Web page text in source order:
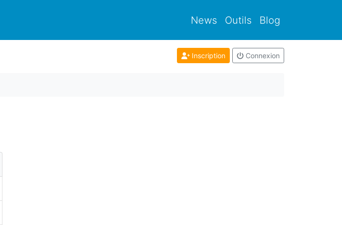
News Outils Blog
Inscription Connexion